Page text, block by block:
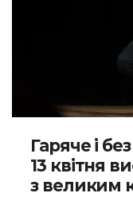
Гаряче і
13 квітня
з великим